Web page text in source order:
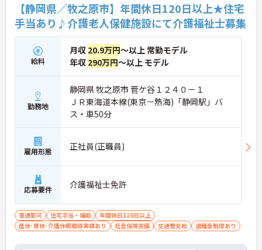
【静岡県／牧之原市】年間休日120日以上★住宅
手当あり♪介護老人保健施設にて介護福祉士募集
給料
月収 20.9万円～以上 常勤モデル
年収 290万円～以上 モデル
勤務地
静岡県 牧之原市 菅ケ谷１２４０－１
ＪＲ東海道本線(東京－熱海)「静岡駅」バ
ス・車50分
雇用形態 正社員(正職員)
応募要件 介護福祉士免許
車通勤可 住宅手当・補助
年間休日110日以上
産休･育休･介護休暇取得実績あり
社会保険完備 交通費支給 退職金制度あり